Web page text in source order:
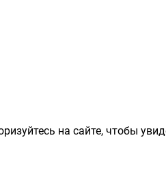
на сайте, чтобы